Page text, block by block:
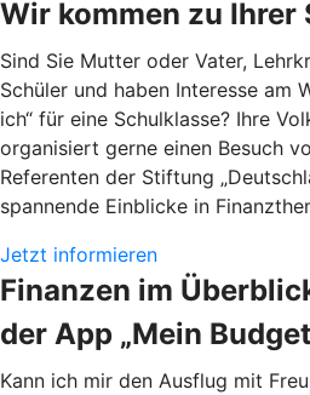
Wir kommen zu Ihrer
Sind Sie Mutter oder Vater,
Schüler und haben Interesse am
ich“ für eine Schulklasse? Ihre
organisiert gerne einen Besuch
Referenten der Stiftung
spannende Einblicke in
Jetzt informieren
Finanzen im
der App „Mein
Kann ich mir den Ausflug mit